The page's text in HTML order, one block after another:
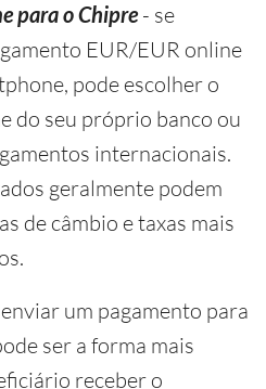
para o Chipre- se
EUR/EUR online
pode escolher o
do seu próprio banco ou
internacionais.
geralmente podem
de câmbio e taxas mais
um pagamento para
ser a forma mais
receber o